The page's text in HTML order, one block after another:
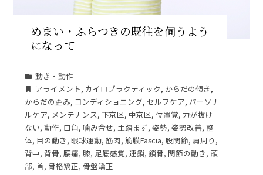
めまい・ふらつきの既往を伺うよう
になって
動き・動作
アライメント, カイロプラクティック, からだの傾き,
からだの歪み, コンディショニング, セルフケア, パーソナ
ルケア, メンテナンス, 下京区,中京区,位置覚, 力が抜け
ない,動作, 口角,噛み合せ, 土踏まず,姿勢,姿勢改善,整
体, 目の動き,眼球運動,筋肉,筋膜Fascia,股関節,肩周り ,
背中, 背骨,腰痛,膝, 足底感覚,連鎖,鎖骨,関節の動き, 頭
部,首, 骨格矯正, 骨盤矯正